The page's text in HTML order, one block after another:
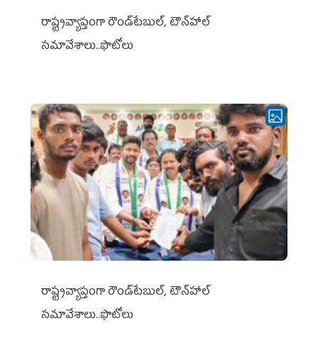
రాష్ట్రవ్యాప్తంగా రౌండ్‌టేబుల్‌, టౌన్‌హాల్‌
సమావేశాలు..ఫొటోలు
రాష్ట్రవ్యాప్తంగా రౌండ్‌టేబుల్‌, టౌన్‌హాల్‌
సమావేశాలు..ఫొటోలు